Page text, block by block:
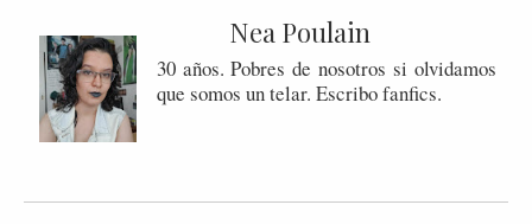
Nea Poulain
30 años. Pobres de nosotros si olvidamos
que somos un telar. Escribo fanfics.